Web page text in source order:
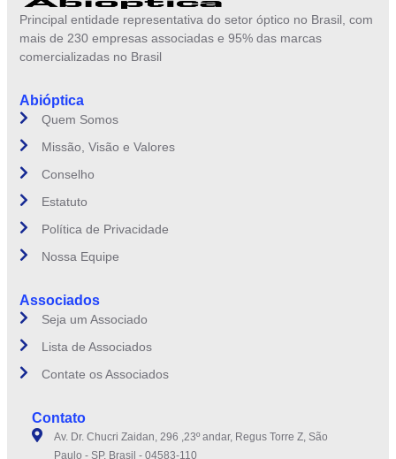
Principal entidade representativa do setor óptico no Brasil, com
mais de 230 empresas associadas e 95% das marcas
comercializadas no Brasil
Abióptica
Quem Somos
Missão, Visão e Valores
Conselho
Estatuto
Política de Privacidade
Nossa Equipe
Associados
Seja um Associado
Lista de Associados
Contate os Associados
Contato
Av. Dr. Chucri Zaidan, 296 ,23º andar, Regus Torre Z, São
Paulo - SP, Brasil - 04583-110